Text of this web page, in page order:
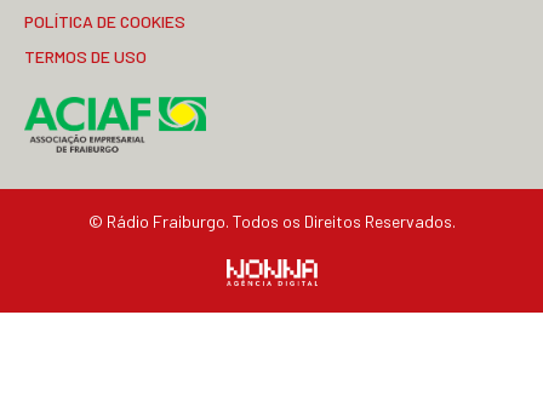
POLÍTICA DE COOKIES
TERMOS DE USO
© Rádio Fraiburgo. Todos os Direitos Reservados.